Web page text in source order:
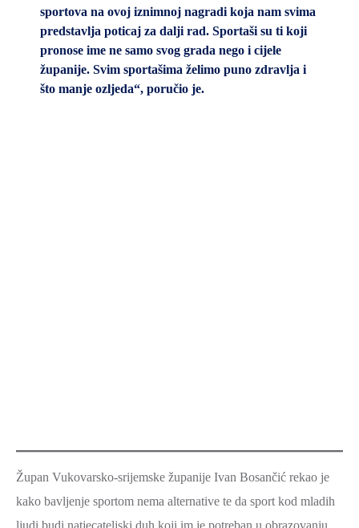
sportova na ovoj iznimnoj nagradi koja nam svima
predstavlja poticaj za dalji rad. Sportaši su ti koji
pronose ime ne samo svog grada nego i cijele
županije. Svim sportašima želimo puno zdravlja i
što manje ozljeda“, poručio je.
Župan Vukovarsko-srijemske županije Ivan Bosančić rekao je
kako bavljenje sportom nema alternative te da sport kod mladih
ljudi budi natjecateljski duh koji im je potreban u obrazovanju,